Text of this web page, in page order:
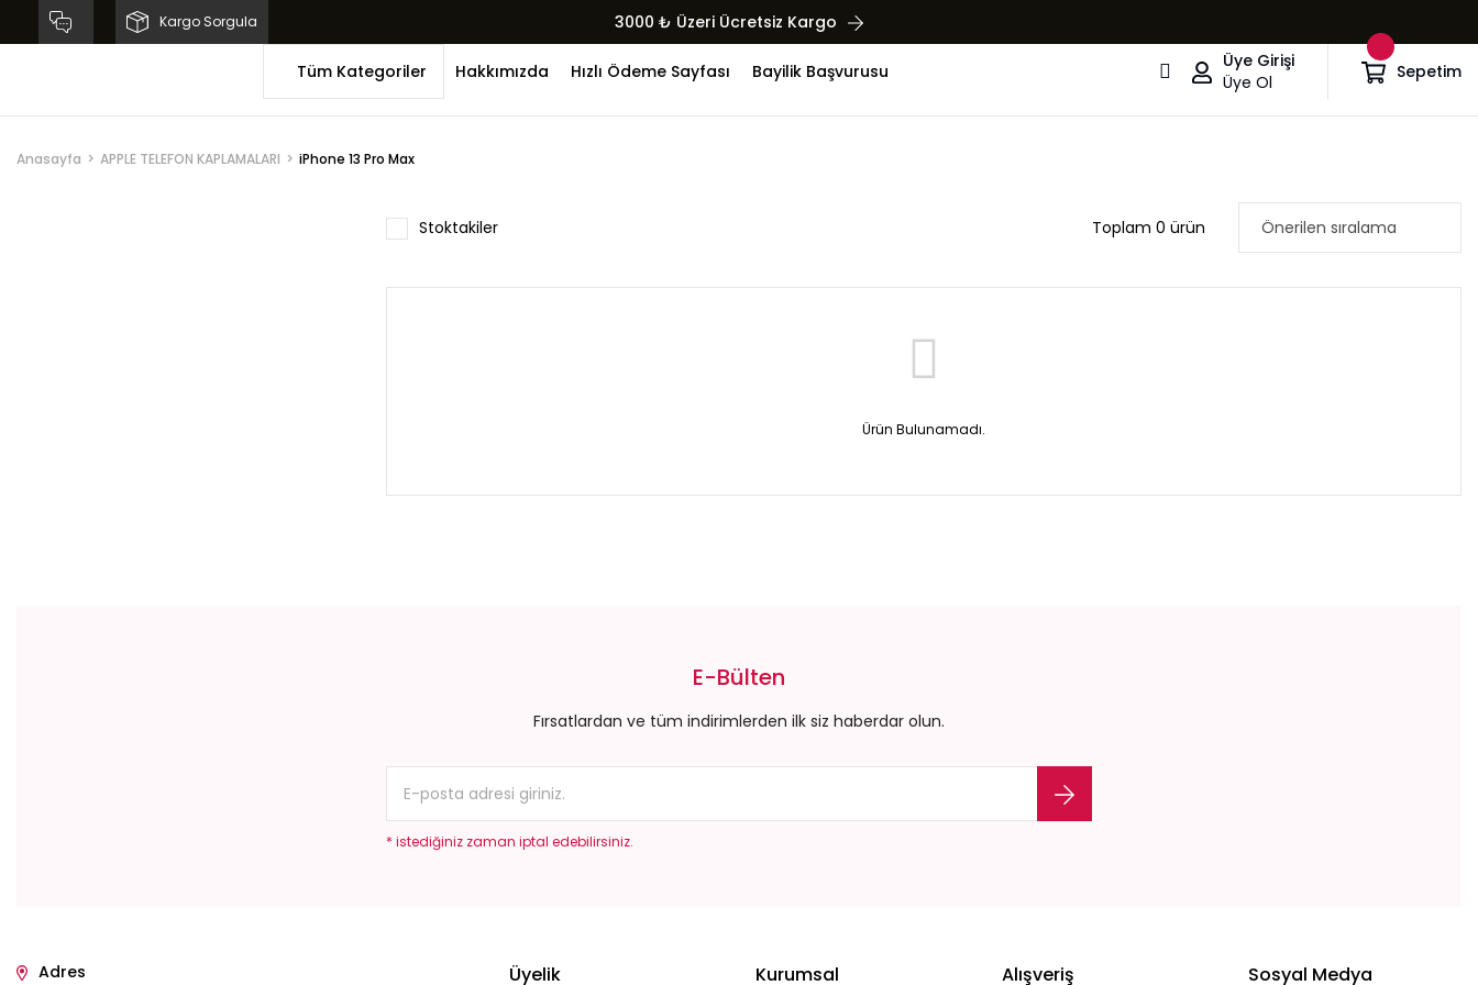
Kargo Sorgula 3000 ₺ Üzeri Ücretsiz Kargo
Tüm Kategoriler Hakkımızda Hızlı Ödeme Sayfası Bayilik Başvurusu
Üye Girişi
Üye Ol
Sepetim
Anasayfa APPLE TELEFON KAPLAMALARI iPhone 13 Pro Max
Stoktakiler Toplam 0 ürün
Ürün Bulunamadı.
E-Bülten
Fırsatlardan ve tüm indirimlerden ilk siz haberdar olun.
* istediğiniz zaman iptal edebilirsiniz.
Adres Üyelik Kurumsal Alışveriş Sosyal Medya